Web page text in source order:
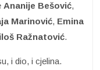
Ananije Bešović,
Marinović, Emina
Ražnatović.
i dio, i cjelina.